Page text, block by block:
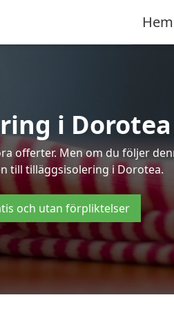
Hem
i Dorotea
offerter. Men om du följer
till tilläggsisolering i Dorotea.
och utan förpliktelser